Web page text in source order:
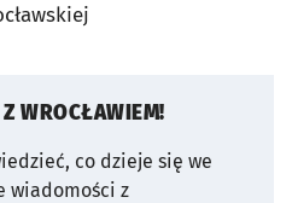
WROCŁAWIEM!
co dzieje się we
wiadomości z